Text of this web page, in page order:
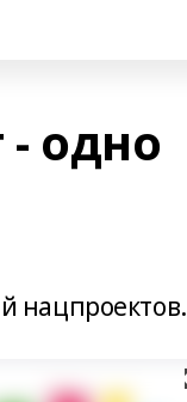
одно
нацпроектов.